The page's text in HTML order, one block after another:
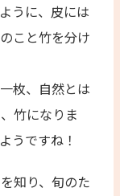
うに、皮には
こと竹を分け
枚、自然とは
竹になりま
うですね！
知り、旬のた